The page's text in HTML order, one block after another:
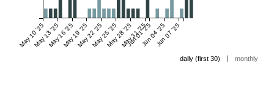
May 10 '25May 13 '25May 16 '25May 19 '25May 22 '25May 25 '25May 28 '25May 31 '25
Jun 01 '25Jun 04 '25Jun 07 '25
daily (first 30) | monthly